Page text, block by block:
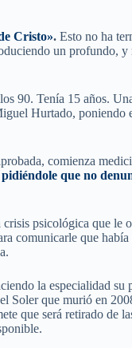
Cristo». Esto no ha
un profundo,
90. Tenía 15 años.
Hurtado, poniendo
comienza
pidiéndole que no
psicológica que le
comunicarle que
la especialidad su
Soler que murió en
que será retirado de